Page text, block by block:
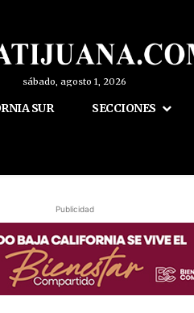
sábado, agosto 1, 2026
SUR SECCIONES
Publicidad